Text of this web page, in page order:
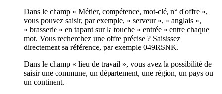
Dans le champ « Métier, compétence, mot-clé, n° d'offre »,
vous pouvez saisir, par exemple, « serveur », « anglais »,
« brasserie » en tapant sur la touche « entrée » entre chaque
mot. Vous recherchez une offre précise ? Saisissez
directement sa référence, par exemple 049RSNK.
Dans le champ « lieu de travail », vous avez la possibilité de
saisir une commune, un département, une région, un pays ou
un continent.